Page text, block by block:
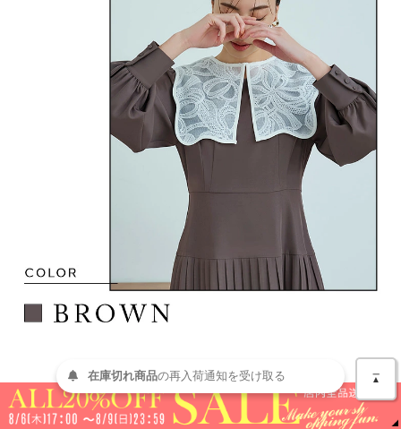
▲
在庫切れ商品の再入荷通知を受け取る